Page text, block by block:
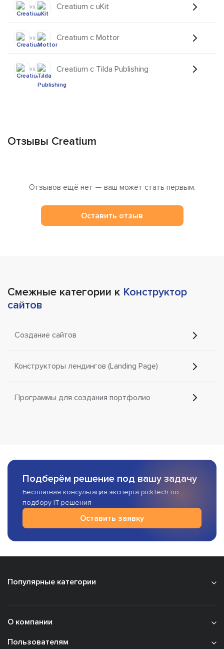
vs Creatium с uKit
vs Creatium с Mottor
vs Creatium с Tilda Publishing
Отзывы Creatium
Отзывов ещё нет — ваш может стать первым.
Оставить отзыв
Смежные категории к Конструктор
сайтов
Создание сайтов
Конструкторы лендингов (Landing Page)
Программы для создания портфолио
Подберём решение под вашу задачу
Бесплатная консультация эксперта pickTech по
подбору IT-решения
Оставить заявку
Популярные категории
О компании
Пользователям